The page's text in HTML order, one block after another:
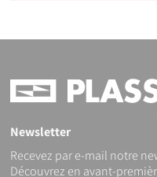
Newsletter
Recevez par e-mail notre
Découvrez en avant-